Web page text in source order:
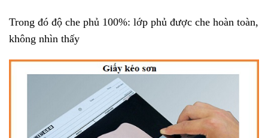
Trong đó độ che phủ 100%: lớp phủ được che hoàn toàn,
không nhìn thấy